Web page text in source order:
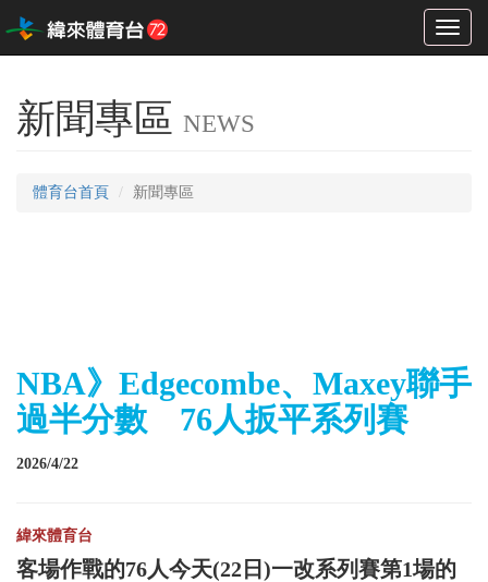
Toggle
新聞專區 NEWS
體育台首頁 新聞專區
NBA》Edgecombe、Maxey聯手
過半分數 76人扳平系列賽
2026/4/22
緯來體育台
客場作戰的76人今天(22日)一改系列賽第1場的